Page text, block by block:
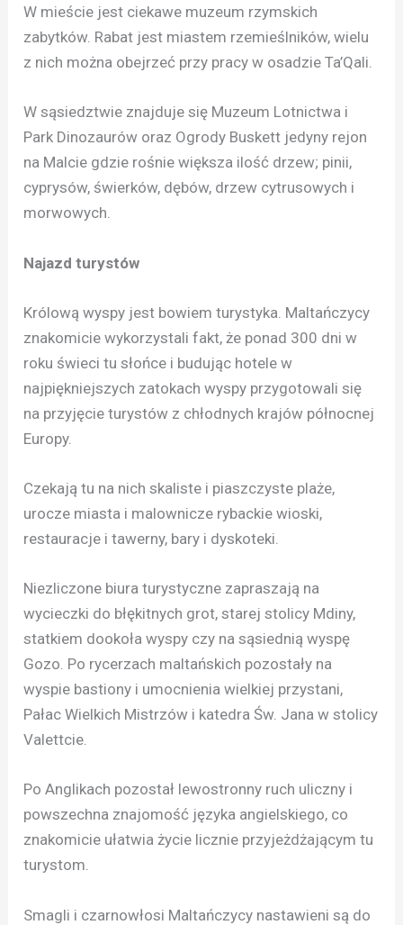
W mieście jest ciekawe muzeum rzymskich
zabytków. Rabat jest miastem rzemieślników, wielu
z nich można obejrzeć przy pracy w osadzie Ta’Qali.
W sąsiedztwie znajduje się Muzeum Lotnictwa i
Park Dinozaurów oraz Ogrody Buskett jedyny rejon
na Malcie gdzie rośnie większa ilość drzew; pinii,
cyprysów, świerków, dębów, drzew cytrusowych i
morwowych.
Najazd turystów
Królową wyspy jest bowiem turystyka. Maltańczycy
znakomicie wykorzystali fakt, że ponad 300 dni w
roku świeci tu słońce i budując hotele w
najpiękniejszych zatokach wyspy przygotowali się
na przyjęcie turystów z chłodnych krajów północnej
Europy.
Czekają tu na nich skaliste i piaszczyste plaże,
urocze miasta i malownicze rybackie wioski,
restauracje i tawerny, bary i dyskoteki.
Niezliczone biura turystyczne zapraszają na
wycieczki do błękitnych grot, starej stolicy Mdiny,
statkiem dookoła wyspy czy na sąsiednią wyspę
Gozo. Po rycerzach maltańskich pozostały na
wyspie bastiony i umocnienia wielkiej przystani,
Pałac Wielkich Mistrzów i katedra Św. Jana w stolicy
Valettcie.
Po Anglikach pozostał lewostronny ruch uliczny i
powszechna znajomość języka angielskiego, co
znakomicie ułatwia życie licznie przyjeżdżającym tu
turystom.
Smagli i czarnowłosi Maltańczycy nastawieni są do